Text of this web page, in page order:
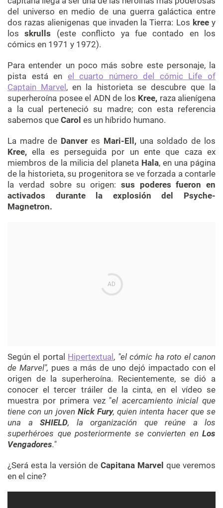
del universo en medio de una guerra galáctica entre
dos razas alienigenas que invaden la Tierra: Los kreey
los skrulls (este conflicto ya fue contado en los
cómics en 1971 y 1972).
Para entender un poco más sobre este personaje, la
pista está en el cuarto número del cómic Life of
Captain Marvel , en la historieta se descubre que la
superheroína posee el ADN de los Kree, raza alienígena
a la cual perteneció su madre; con esta referencia
sabemos que Carol es un híbrido humano.
La madre de Danver es Mari-Ell, una soldado de los
Kree,ella es perseguida por un ente que caza ex
miembros de la milicia del planeta Hala, en una página
de la historieta, su progenitora se ve forzada a contarle
la verdad sobre su origen: sus poderes fueron en
activados durante la explosión del Psyche-
Magnetron.
Según el portal Hipertextual , "el cómic ha roto el canon
de Marvel", pues a más de uno dejó impactado con el
origen de la superheroína. Recientemente, se dió a
conocer el tercer tráiler de la cinta, en el vídeo se
muestra por primera vez "el acercamiento inicial que
tiene con un joven Nick Fury, quien intenta hacer que se
una a SHIELD, la organización que reúne a los
superhéroes que posteriormente se convierten en Los
Vengadores."
¿Será esta la versión de Capitana Marvel que veremos
en el cine?